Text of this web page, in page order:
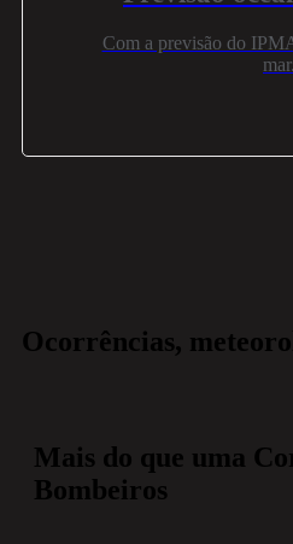
Com a previsão do
mar.
Ocorrências,
Mais do que uma
Bombeiros